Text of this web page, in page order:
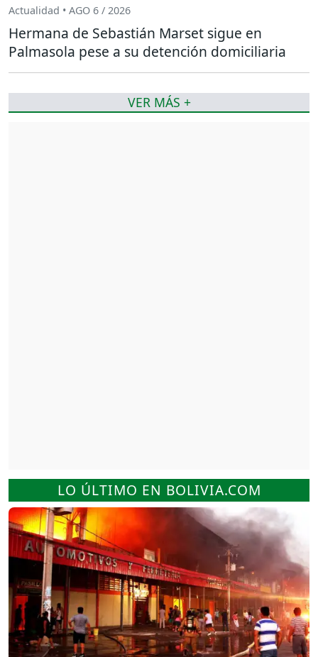
LO ÚLTIMO EN BOLIVIA.COM
Actualidad • AGO 6 / 2026
Hermana de Sebastián Marset sigue en
Palmasola pese a su detención domiciliaria
VER MÁS +